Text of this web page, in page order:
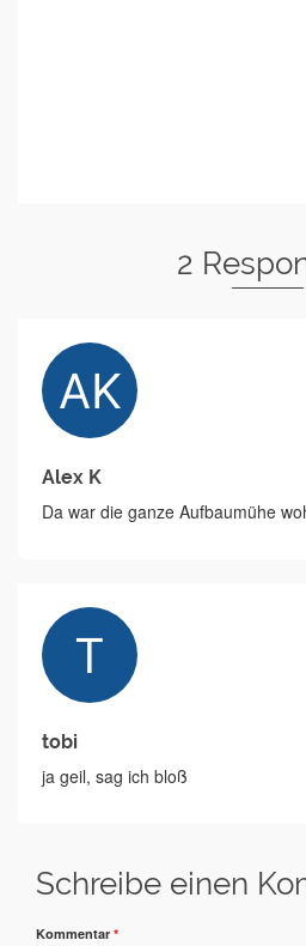
2
Alex K
Da war die ganze Aufbaumühe
tobi
ja geil, sag ich bloß
Schreibe einen
Kommentar *